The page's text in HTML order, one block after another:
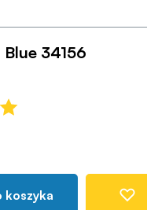
34156
koszyka